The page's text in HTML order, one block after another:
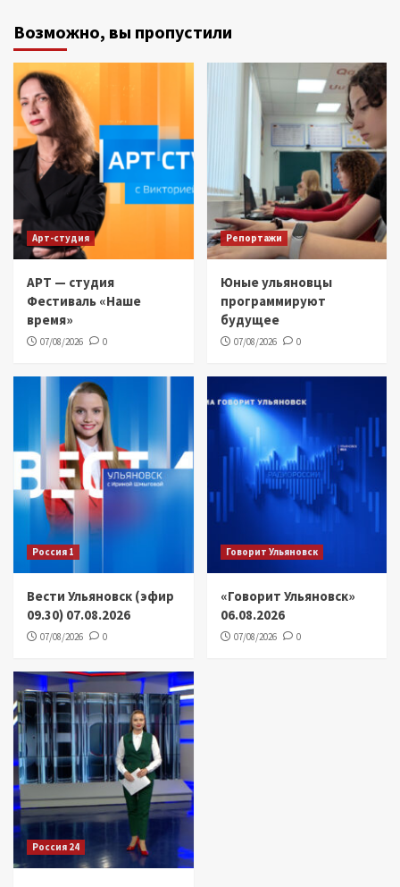
Возможно, вы пропустили
Арт-студия
АРТ — студия
Фестиваль «Наше
время»
07/08/2026 0
Репортажи
Юные ульяновцы
программируют
будущее
07/08/2026 0
Россия 1
Вести Ульяновск (эфир
09.30) 07.08.2026
07/08/2026 0
Говорит Ульяновск
«Говорит Ульяновск»
06.08.2026
07/08/2026 0
Россия 24